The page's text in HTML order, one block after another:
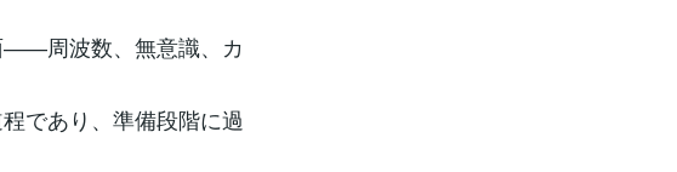
――周波数、無意識、カ
であり、準備段階に過